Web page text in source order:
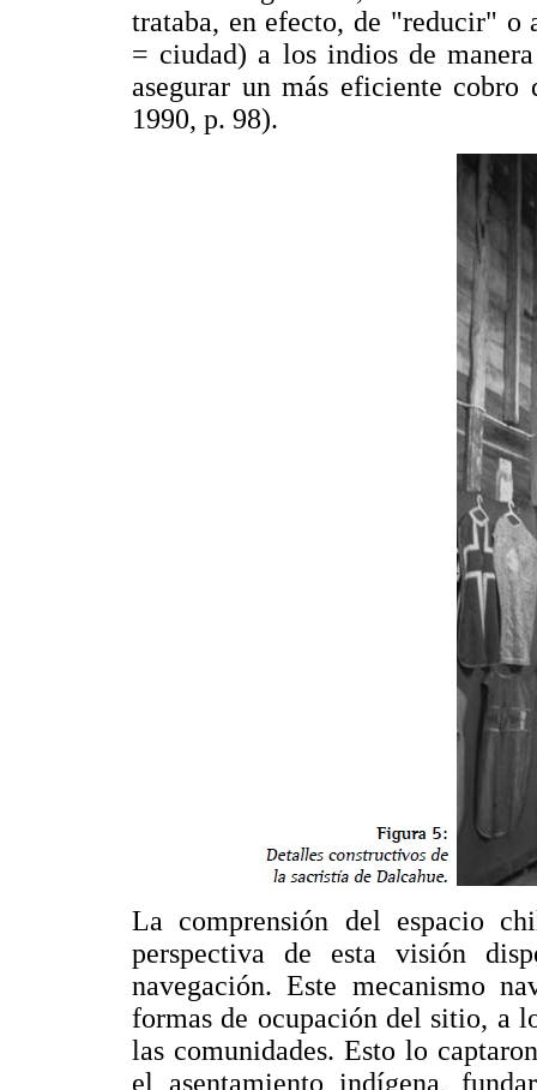
trataba, en efecto, de "reducir"
= ciudad) a los indios de
asegurar un más eficiente
1990, p. 98).
La comprensión del espacio
perspectiva de esta visión
navegación. Este mecanismo
formas de ocupación del sitio, a
las comunidades. Esto lo
el asentamiento indígena,